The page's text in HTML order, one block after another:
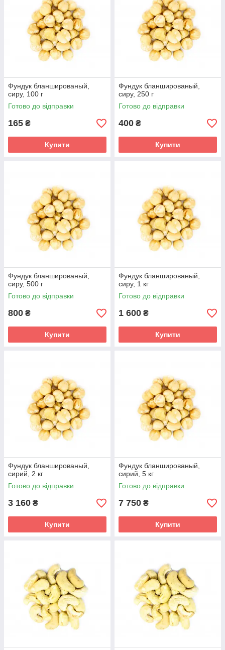
Фундук бланшированый,
сиру, 100 г
Готово до відправки
165 ₴
Купити
Фундук бланшированый,
сиру, 250 г
Готово до відправки
400 ₴
Купити
Фундук бланшированый,
сиру, 500 г
Готово до відправки
800 ₴
Купити
Фундук бланшированый,
сиру, 1 кг
Готово до відправки
1 600 ₴
Купити
Фундук бланшированый,
сирий, 2 кг
Готово до відправки
3 160 ₴
Купити
Фундук бланшированый,
сирий, 5 кг
Готово до відправки
7 750 ₴
Купити